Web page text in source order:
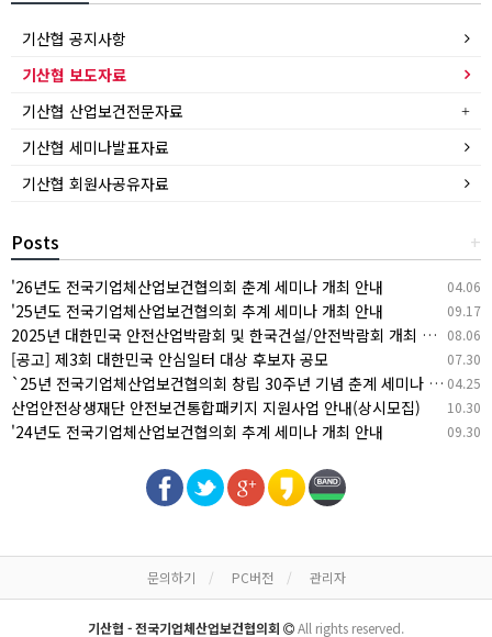
기산협 공지사항
기산협 보도자료
기산협 산업보건전문자료
기산협 세미나발표자료
기산협 회원사공유자료
+
Posts
04.06
'26년도 전국기업체산업보건협의회 춘계 세미나 개최 안내
09.17
'25년도 전국기업체산업보건협의회 추계 세미나 개최 안내
08.06
2025년 대한민국 안전산업박람회 및 한국건설/안전박람회 개최 안내
07.30
[공고] 제3회 대한민국 안심일터 대상 후보자 공모
04.25
`25년 전국기업체산업보건협의회 창립 30주년 기념 춘계 세미나 개최 안내
10.30
산업안전상생재단 안전보건통합패키지 지원사업 안내(상시모집)
09.30
'24년도 전국기업체산업보건협의회 추계 세미나 개최 안내
문의하기 PC버전 관리자
기산협 - 전국기업체산업보건협의회 All rights reserved.